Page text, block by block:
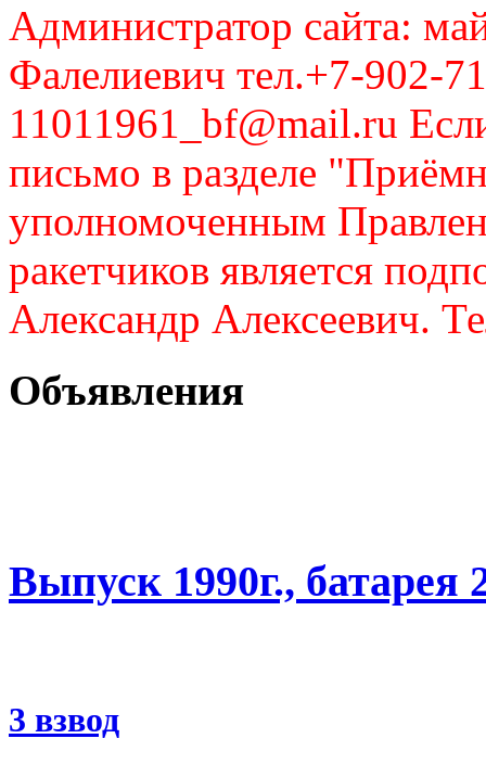
Администратор сайта:
Фалелиевич тел.+7-902-
11011961_bf@mail.ru
письмо в разделе
уполномоченным
ракетчиков является
Александр Алексеевич.
Объявления
Выпуск 1990г., батарея
3 взвод